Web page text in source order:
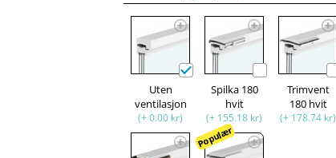
Uten
ventilasjon
(+ 0.00 kr)
Spilka 180
hvit
(+ 155.18 kr)
Trimvent
180 hvit
(+ 178.74 kr)
Populær